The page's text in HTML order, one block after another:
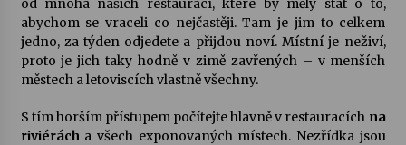
od mnoha našich restaurací, které by měly stát o to,
abychom se vraceli co nejčastěji. Tam je jim to celkem
jedno, za týden odjedete a přijdou noví. Místní je neživí,
proto je jich taky hodně v zimě zavřených – v menších
městech a letoviscích vlastně všechny.
S tím horším přístupem počítejte hlavně v restauracích na
riviérácha všech exponovaných místech. Nezřídka jsou